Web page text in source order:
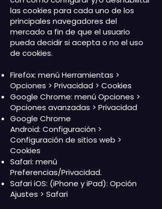
las cookies para cada uno de los
principales navegadores del
mercado a fin de que el usuario
pueda decidir si acepta o no el uso
de cookies.
Firefox: menú Herramientas >
Opciones > Privacidad > Cookies
Google Chrome: menú Opciones >
Opciones avanzadas > Privacidad
Google Chrome
Android: Configuración >
Configuración de sitios web >
Cookies
Safari: menú
Preferencias/Privacidad.
Safari iOS: (iPhone y iPad): Opción
Ajustes > Safari